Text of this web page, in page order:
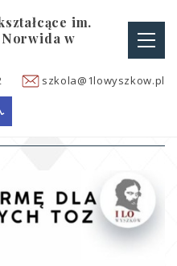
im.
w
szkola@1lowyszkow.pl